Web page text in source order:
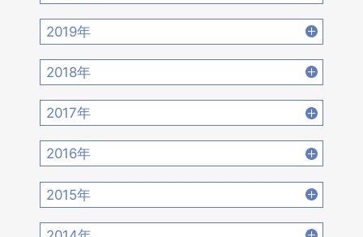
2022年8月 [20] 2022年7月 [19]
2022年6月 [17] 2022年5月 [14]
2022年4月 [15]
2022年2月 [12]
2021年10月 [17] 2021年9月 [14]
2021年8月 [21] 2021年7月 [22]
2021年6月 [17] 2021年5月 [18]
2021年4月 [16]
2021年2月 [14]
2020年12月 [21] 2020年11月 [9]
2020年10月 [21] 2020年9月 [16]
2020年8月 [18] 2020年7月 [16]
2020年6月 [21] 2020年5月 [14]
2020年4月 [12]
2020年2月 [18]
2019年
2019年12月 [14] 2019年11月 [17]
2019年10月 [12] 2019年9月 [15]
2019年6月 [18] 2019年5月 [20]
2019年4月 [16]
2019年2月 [12]
2018年
2018年12月 [20] 2018年11月 [14]
2018年10月 [20] 2018年9月 [12]
2018年6月 [18] 2018年5月 [14]
2017年
2017年12月 [28] 2017年11月 [22]
2017年10月 [21] 2017年9月 [24]
2017年8月 [31] 2017年7月 [26]
2016年
2016年12月 [21] 2016年11月 [28]
2016年10月 [26] 2016年9月 [28]
2015年
2015年12月 [30] 2015年11月 [19]